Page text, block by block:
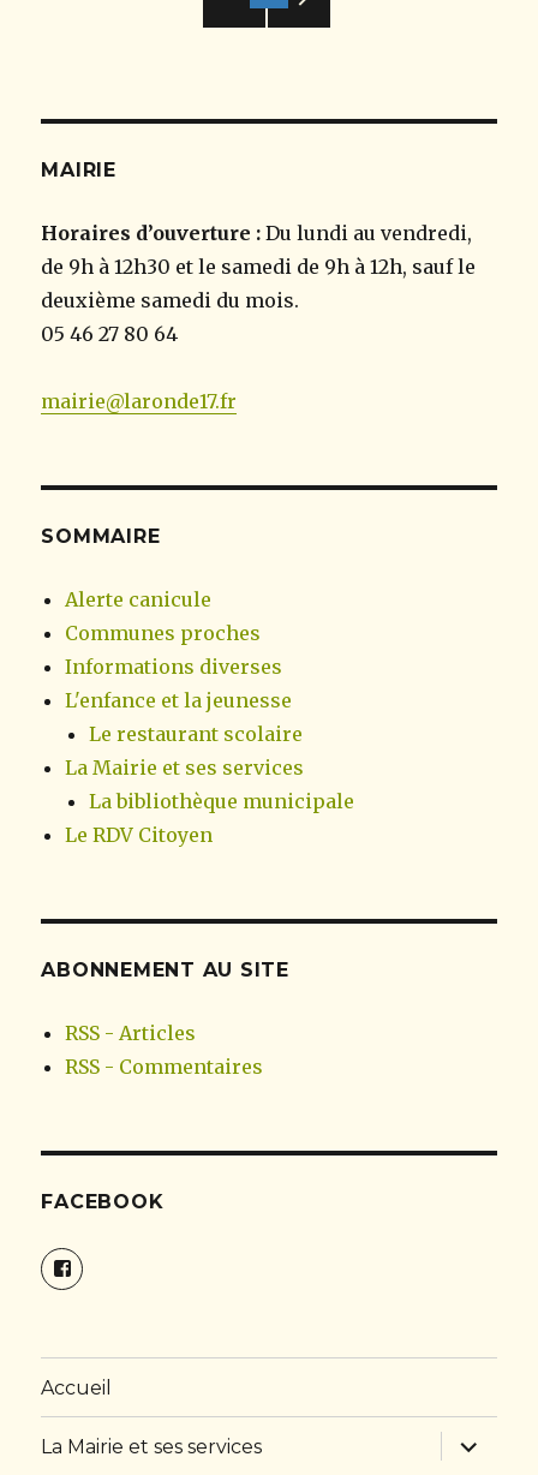
MAIRIE
Horaires d’ouverture : Du lundi au vendredi,
de 9h à 12h30 et le samedi de 9h à 12h, sauf le
deuxième samedi du mois.
05 46 27 80 64
mairie@laronde17.fr
SOMMAIRE
Alerte canicule
Communes proches
Informations diverses
L'enfance et la jeunesse
Le restaurant scolaire
La Mairie et ses services
La bibliothèque municipale
Le RDV Citoyen
ABONNEMENT AU SITE
RSS - Articles
RSS - Commentaires
FACEBOOK
Facebook
Accueil
La Mairie et ses services
ouvrir
le